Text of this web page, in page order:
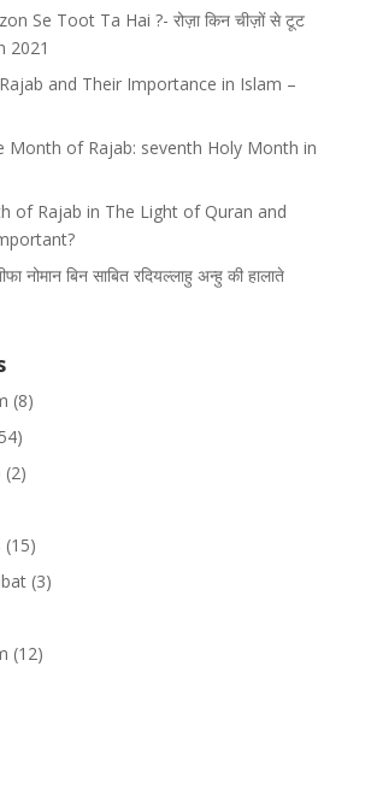
Se Toot Ta Hai ?- रोज़ा किन चीज़ों से टूट
2021
and Their Importance in Islam –
Month of Rajab: seventh Holy Month in
of Rajab in The Light of Quran and
नोमान बिन साबित रदियल्लाहु अन्हु की हालाते
(8)
(2)
(15)
(3)
(12)